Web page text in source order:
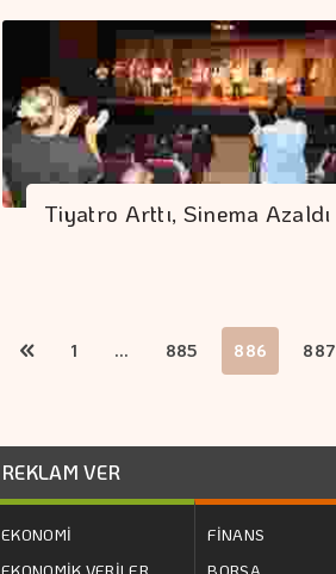
Tiyatro Arttı, Sinema Azaldı
1 ... 885 886 887
REKLAM VER
EKONOMİ
EKONOMİK VERİLER
FİNANS
BORSA